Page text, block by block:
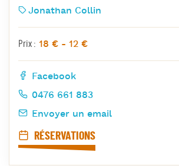
Jonathan Collin
Prix : 18 € - 12 €
Facebook
0476 661 883
Envoyer un email
RÉSERVATIONS